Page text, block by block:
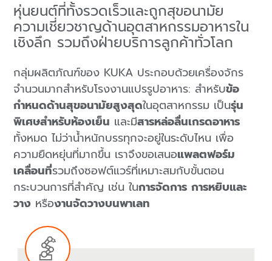
หุ่นยนต์ที่ทั้งรวดเร็วและถูกสุขอนามัย
ความเชี่ยวชาญด้านอุตสาหกรรมอาหารใน
เชิงลึก รวมถึงฝ่ายบริการลูกค้าทั่วโลก
กลุ่มผลิตภัณฑ์ของ KUKA ประกอบด้วยเครื่องจักร
จำนวนมากสำหรับโรงงานแปรรูปอาหาร: สำหรับข้อ
กำหนดด้านสุขอนามัยสูงสุดในอุตสาหกรรม เป็นรุ่น
พิเศษสำหรับห้องเย็น และมีสารหล่อลื่นเกรดอาหาร
ทั้งหมด ไม่ว่าน้ำหนักบรรทุกจะอยู่ในระดับไหน เพื่อ
ความยืดหยุ่นที่มากขึ้น เราจึงขอเสนอแพลตฟอร์ม
เคลื่อนที่รวมถึงซอฟต์แวร์ที่เหมาะสมกับขั้นตอน
กระบวนการที่สำคัญ เช่น ในการจัดการ การหยิบและ
วาง หรืองานจัดวางบนพาเลท